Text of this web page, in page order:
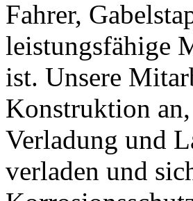
Fahrer,
leistungsfähige
ist. Unsere
Konstruktion
Verladung und
verladen und